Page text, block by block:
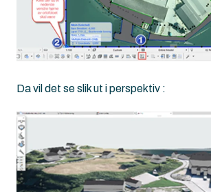
Da vil det se slik ut i perspektiv :